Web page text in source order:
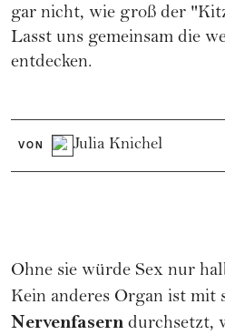
gar nicht, wie groß der
Lasst uns gemeinsam die
entdecken.
VON Julia Knichel
Ohne sie würde Sex nur
Kein anderes Organ ist mit
Nervenfasern durchsetzt,